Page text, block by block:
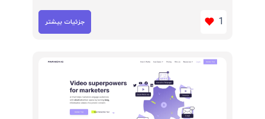
1 جزئیات بیشتر